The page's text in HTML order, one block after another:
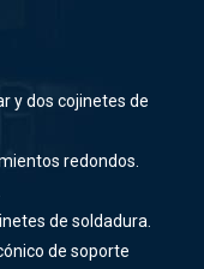
y dos cojinetes de
redondos.
de soldadura.
de soporte